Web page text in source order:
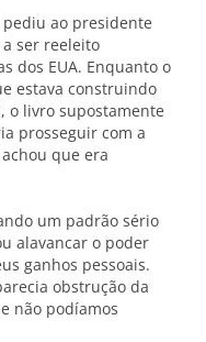
ao presidente
ser reeleito
dos EUA. Enquanto o
estava construindo
o livro supostamente
prosseguir com a
que era
um padrão sério
alavancar o poder
ganhos pessoais.
obstrução da
não podíamos